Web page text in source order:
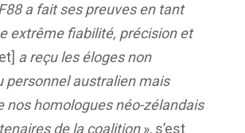
a fait ses preuves en tant
extrême fiabilité, précision et
a reçu les éloges non
personnel australien mais
nos homologues néo-zélandais
de la coalition», s’est